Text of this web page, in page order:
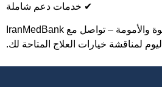
✔ خدمات دعم شاملة
اتخذ الخطوة الأولى نحو الأبوة والأمومة – تواصل مع IranMedBank
اليوم لمناقشة خيارات العلاج المتاحة لك.